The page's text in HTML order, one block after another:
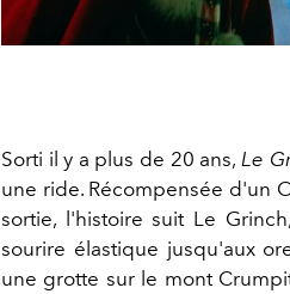
Sorti il y a plus de 20 ans, Le
une ride. Récompensée d'un
sortie, l'histoire suit Le
sourire élastique jusqu'aux
une grotte sur le mont